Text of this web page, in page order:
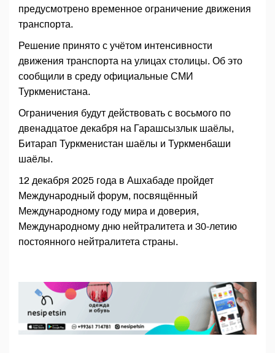
предусмотрено временное ограничение движения
транспорта.
Решение принято с учётом интенсивности
движения транспорта на улицах столицы. Об это
сообщили в среду официальные СМИ
Туркменистана.
Ограничения будут действовать с восьмого по
двенадцатое декабря на Гарашсызлык шаёлы,
Битарап Туркменистан шаёлы и Туркменбаши
шаёлы.
12 декабря 2025 года в Ашхабаде пройдет
Международный форум, посвящённый
Международному году мира и доверия,
Международному дню нейтралитета и 30-летию
постоянного нейтралитета страны.